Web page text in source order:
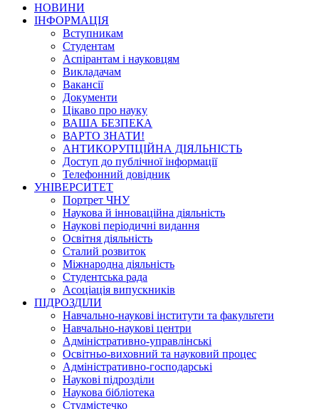
НОВИНИ
ІНФОРМАЦІЯ
Вступникам
Студентам
Аспірантам і науковцям
Викладачам
Вакансії
Документи
Цікаво про науку
ВАША БЕЗПЕКА
ВАРТО ЗНАТИ!
АНТИКОРУПЦІЙНА ДІЯЛЬНІСТЬ
Доступ до публічної інформації
Телефонний довідник
УНІВЕРСИТЕТ
Портрет ЧНУ
Наукова й інноваційна діяльність
Наукові періодичні видання
Освітня діяльність
Сталий розвиток
Міжнародна діяльність
Студентська рада
Асоціація випускників
ПІДРОЗДІЛИ
Навчально-наукові інститути та факультети
Навчально-наукові центри
Адміністративно-управлінські
Освітньо-виховний та науковий процес
Адміністративно-господарські
Наукові підрозділи
Наукова бібліотека
Студмістечко